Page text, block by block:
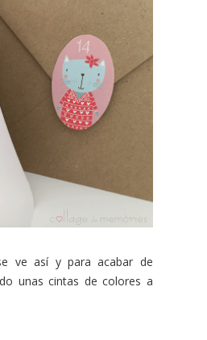
ve así y para acabar de
unas cintas de colores a